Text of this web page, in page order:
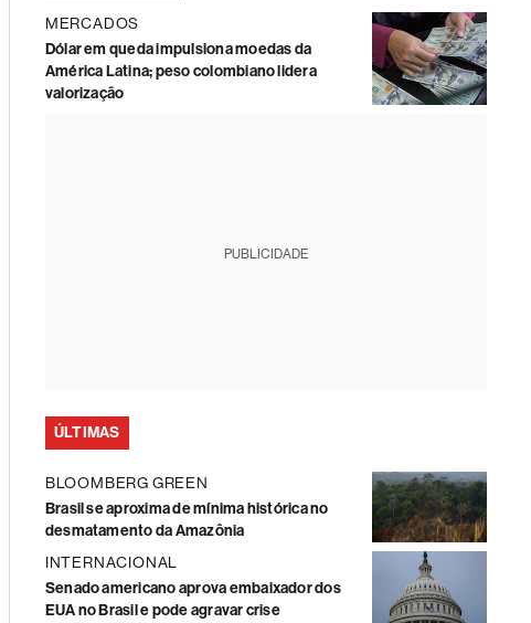
MERCADOS
Dólar em queda impulsiona moedas da
América Latina; peso colombiano lidera
valorização
PUBLICIDADE
ÚLTIMAS
BLOOMBERG GREEN
Brasil se aproxima de mínima histórica no
desmatamento da Amazônia
INTERNACIONAL
Senado americano aprova embaixador dos
EUA no Brasil e pode agravar crise